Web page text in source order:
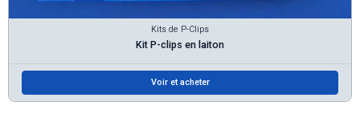
Kits de P-Clips
Kit P-clips en laiton
Voir et acheter